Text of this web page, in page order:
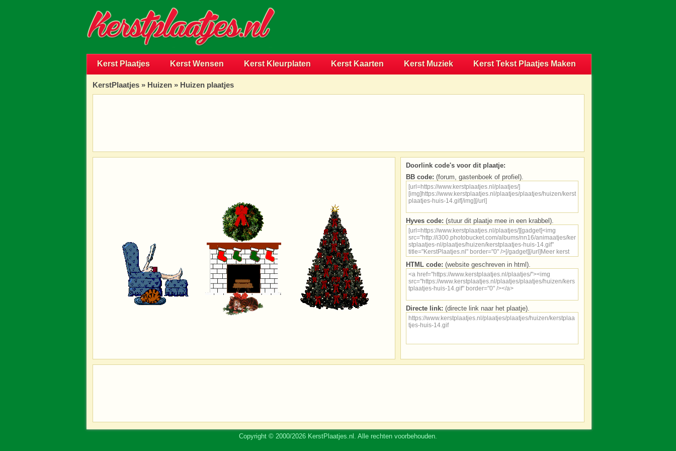
Kerst Plaatjes Kerst Wensen Kerst Kleurplaten Kerst Kaarten Kerst Muziek Kerst Tekst Plaatjes Maken
KerstPlaatjes » Huizen » Huizen plaatjes
Doorlink code's voor dit plaatje:
BB code: (forum, gastenboek of profiel).
Hyves code: (stuur dit plaatje mee in een krabbel).
HTML code: (website geschreven in html).
Directe link: (directe link naar het plaatje).
Copyright © 2000/2026 KerstPlaatjes.nl. Alle rechten voorbehouden.